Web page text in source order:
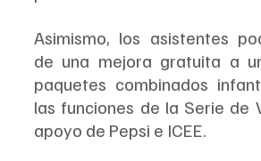
Asimismo, los asistentes
de una mejora gratuita a
paquetes combinados
las funciones de la Serie de
apoyo de Pepsi e ICEE.